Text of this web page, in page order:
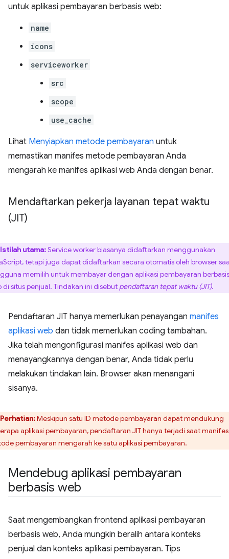
untuk aplikasi pembayaran berbasis web:
name
icons
serviceworker
src
scope
use_cache
Lihat Menyiapkan metode pembayaran untuk
memastikan manifes metode pembayaran Anda
mengarah ke manifes aplikasi web Anda dengan benar.
Mendaftarkan pekerja layanan tepat waktu
(JIT)
Istilah utama:Service worker biasanya didaftarkan menggunakan
tetapi juga dapat didaftarkan secara otomatis oleh browser
memilih untuk membayar dengan aplikasi pembayaran berbasis
di situs penjual. Tindakan ini disebut pendaftaran tepat waktu (JIT).
Pendaftaran JIT hanya memerlukan penayangan manifes
aplikasi web dan tidak memerlukan coding tambahan.
Jika telah mengonfigurasi manifes aplikasi web dan
menayangkannya dengan benar, Anda tidak perlu
melakukan tindakan lain. Browser akan menangani
sisanya.
Perhatian:Meskipun satu ID metode pembayaran dapat mendukung
aplikasi pembayaran, pendaftaran JIT hanya terjadi saat manifes
pembayaran mengarah ke satu aplikasi pembayaran.
Mendebug aplikasi pembayaran
berbasis web
Saat mengembangkan frontend aplikasi pembayaran
berbasis web, Anda mungkin beralih antara konteks
penjual dan konteks aplikasi pembayaran. Tips